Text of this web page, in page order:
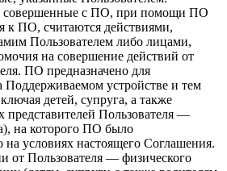
совершенные с ПО, при помощи ПО
к ПО, считаются действиями,
Пользователем либо лицами,
на совершение действий от
ПО предназначено для
Поддерживаемом устройстве и тем
детей, супруга, а также
представителей Пользователя —
на которого ПО было
на условиях настоящего Соглашения.
от Пользователя — физического